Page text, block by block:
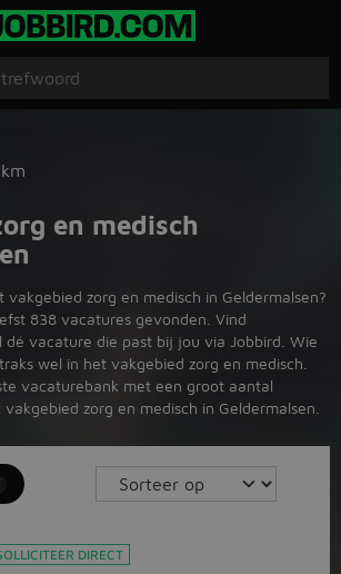
en medisch
zorg en medisch in Geldermalsen?
838 vacatures gevonden. Vind
dé vacature die past bij jou via Jobbird. Wie
wel in het vakgebied zorg en medisch.
vacaturebank met een groot aantal
zorg en medisch in Geldermalsen.
DIRECT